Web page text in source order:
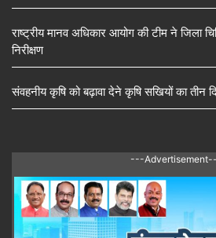
राष्ट्रीय मानव अधिकार आयोग की टीम ने जिला
निरीक्षण
संवहनीय कृषि को बढ़ावा देने कृषि सखियों का तीन
---